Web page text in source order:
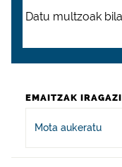
EMAITZAK IRAGAZI
Mota aukeratu